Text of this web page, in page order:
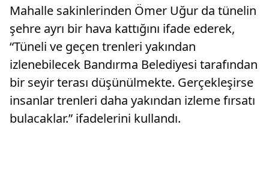
Mahalle sakinlerinden Ömer Uğur da tünelin
şehre ayrı bir hava kattığını ifade ederek,
“Tüneli ve geçen trenleri yakından
izlenebilecek Bandırma Belediyesi tarafından
bir seyir terası düşünülmekte. Gerçekleşirse
insanlar trenleri daha yakından izleme fırsatı
bulacaklar.” ifadelerini kullandı.